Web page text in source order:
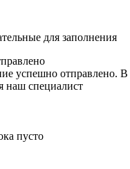
для заполнения
успешно отправлено.
наш специалист
пусто